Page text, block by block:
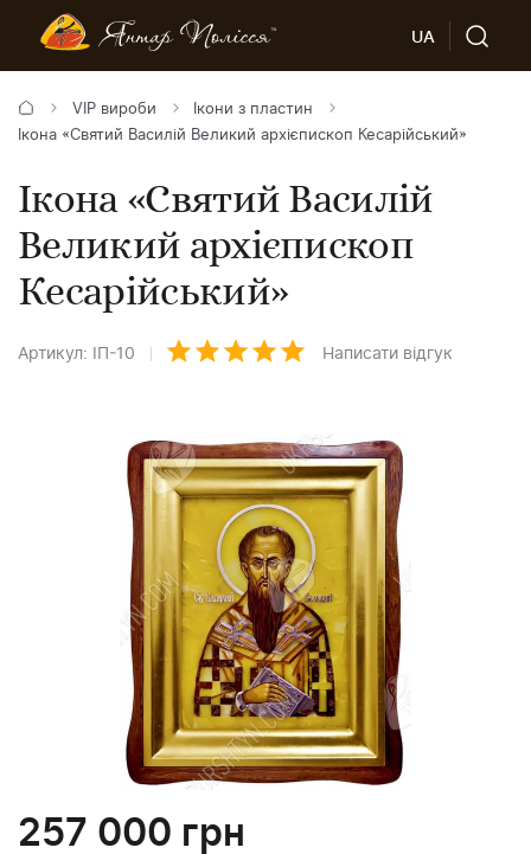
UA
VIP вироби
Ікони з пластин
Ікона «Святий Василій Великий архієпископ Кесарійський»
Ікона «Святий Василій
Великий архієпископ
Кесарійський»
Артикул: ІП-10 Написати відгук
257 000 грн